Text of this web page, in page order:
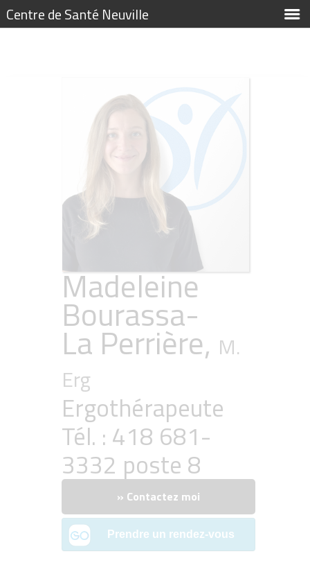
Centre de Santé Neuville
Madeleine
Bourassa-
La Perrière, M.
Erg
Ergothérapeute
Tél. : 418 681-
3332 poste 8
» Contactez moi